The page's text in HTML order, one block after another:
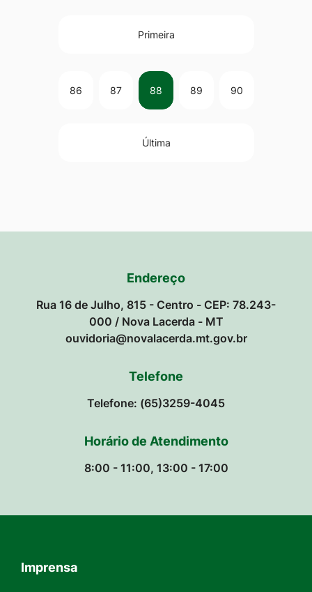
Primeira
86 87 88 89 90
Última
Endereço
Rua 16 de Julho, 815 - Centro - CEP: 78.243-
000 / Nova Lacerda - MT
ouvidoria@novalacerda.mt.gov.br
Telefone
Telefone: (65)3259-4045
Horário de Atendimento
8:00 - 11:00, 13:00 - 17:00
Seção do Rodapé e Contato
Imprensa